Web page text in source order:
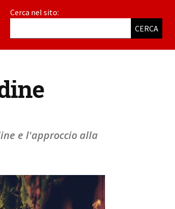
Cerca nel sito:
CERCA
e l'approccio alla